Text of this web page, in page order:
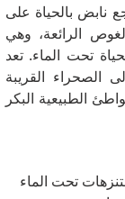
نابض بالحياة على
الرائعة، وهي
تحت الماء. تعد
الصحراء القريبة
الطبيعية البكر
تحت الماء